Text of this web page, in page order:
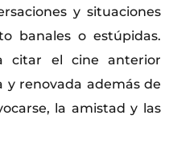
y situaciones
banales o estúpidas.
citar el cine anterior
y renovada además de
la amistad y las